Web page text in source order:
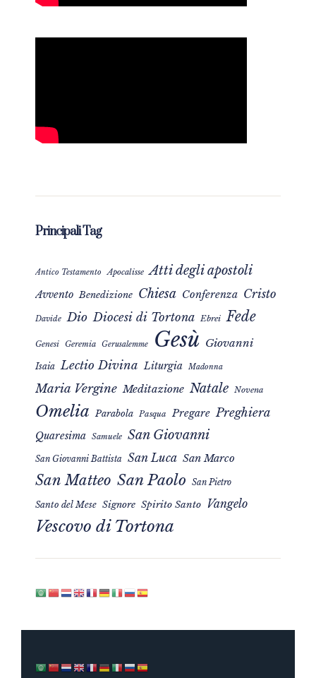
Principali Tag
Antico Testamento Apocalisse Atti degli apostoli
Avvento Benedizione Chiesa Conferenza Cristo
Davide Dio Diocesi di Tortona Ebrei Fede
Genesi Geremia Gerusalemme Gesù Giovanni
Isaia Lectio Divina Liturgia Madonna
Maria Vergine Meditazione Natale Novena
Omelia Parabola Pasqua Pregare Preghiera
Quaresima Samuele San Giovanni
San Giovanni Battista San Luca San Marco
San Matteo San Paolo San Pietro
Santo del Mese Signore Spirito Santo Vangelo
Vescovo di Tortona